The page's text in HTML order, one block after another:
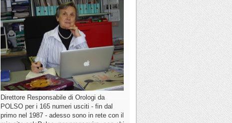
Direttore Responsabile di Orologi da
POLSO per i 165 numeri usciti - fin dal
primo nel 1987 - adesso sono in rete con il